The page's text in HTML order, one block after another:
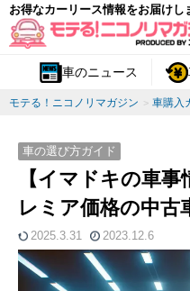
お得なカーリース情報をお届けし
車のニュース
モテる！ニコノリマガジン 車購入
車の選び方ガイド
【イマドキの車
レミア価格の中古
2025.3.31 2023.12.6